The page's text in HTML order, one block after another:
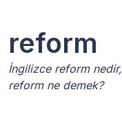
reform
İngilizce reform nedir,
reform ne demek?